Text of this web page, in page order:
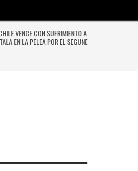
VENCE CON SUFRIMIENTO A AUDAX
EN LA PELEA POR EL SEGUNDO LUGAR